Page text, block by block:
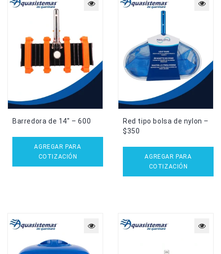
Barredora de 14″ – 600
AGREGAR PARA
COTIZACIÓN
Red tipo bolsa de nylon –
$350
AGREGAR PARA
COTIZACIÓN